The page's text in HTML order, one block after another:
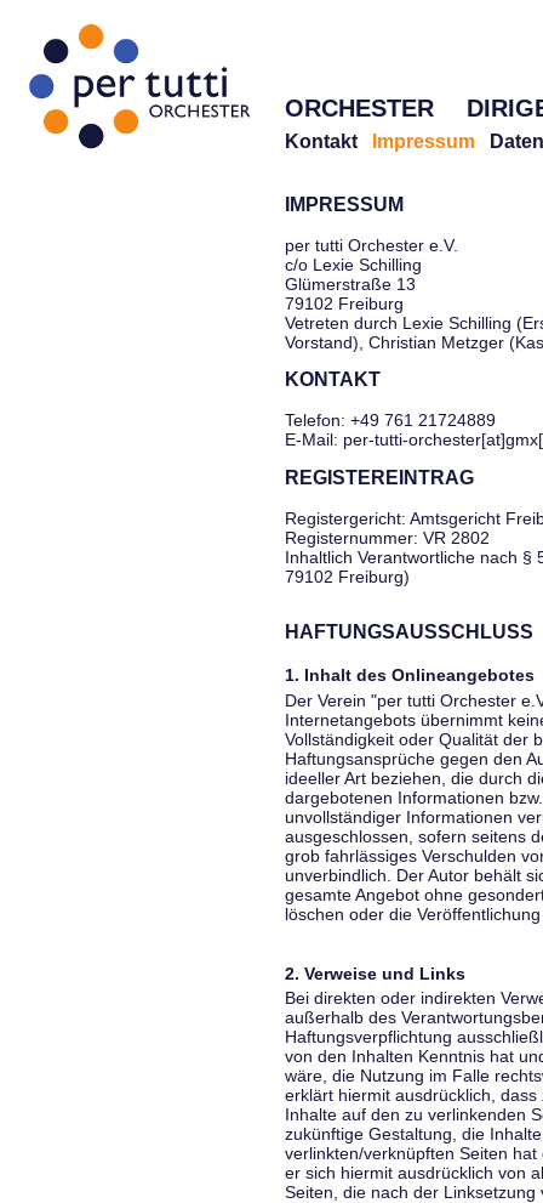
ORCHESTER
Kontakt Impressum
IMPRESSUM
per tutti Orchester e.V.
c/o Lexie Schilling
Glümerstraße 13
79102 Freiburg
Vetreten durch Lexie Schilling
Vorstand), Christian Metzger
KONTAKT
Telefon: +49 761 21724889
E-Mail: per-tutti-
REGISTEREINTRAG
Registergericht: Amtsgericht
Registernummer: VR 2802
Inhaltlich Verantwortliche nach §
79102 Freiburg)
HAFTUNGSAUSSCHLUSS
1. Inhalt des Onlineangebotes
Der Verein "per tutti Orchester
Internetangebots übernimmt
Vollständigkeit oder Qualität der
Haftungsansprüche gegen den
ideeller Art beziehen, die durch
dargebotenen Informationen
unvollständiger Informationen
ausgeschlossen, sofern seitens
grob fahrlässiges Verschulden
unverbindlich. Der Autor behält
gesamte Angebot ohne
löschen oder die
2. Verweise und Links
Bei direkten oder indirekten
außerhalb des
Haftungsverpflichtung
von den Inhalten Kenntnis hat
wäre, die Nutzung im Falle
erklärt hiermit ausdrücklich,
Inhalte auf den zu verlinkenden
zukünftige Gestaltung, die
verlinkten/verknüpften Seiten
er sich hiermit ausdrücklich von
Seiten, die nach der